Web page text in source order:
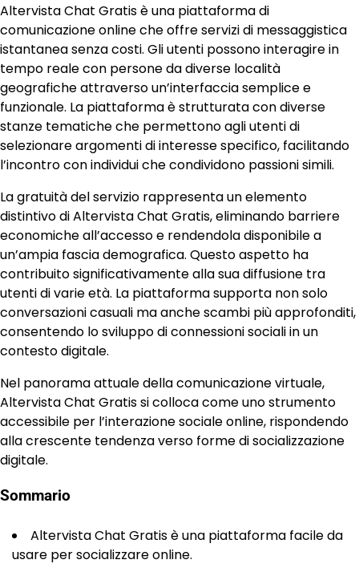
Altervista Chat Gratis è una piattaforma di
comunicazione online che offre servizi di messaggistica
istantanea senza costi. Gli utenti possono interagire in
tempo reale con persone da diverse località
geografiche attraverso un’interfaccia semplice e
funzionale. La piattaforma è strutturata con diverse
stanze tematiche che permettono agli utenti di
selezionare argomenti di interesse specifico, facilitando
l’incontro con individui che condividono passioni simili.
La gratuità del servizio rappresenta un elemento
distintivo di Altervista Chat Gratis, eliminando barriere
economiche all’accesso e rendendola disponibile a
un’ampia fascia demografica. Questo aspetto ha
contribuito significativamente alla sua diffusione tra
utenti di varie età. La piattaforma supporta non solo
conversazioni casuali ma anche scambi più approfonditi,
consentendo lo sviluppo di connessioni sociali in un
contesto digitale.
Nel panorama attuale della comunicazione virtuale,
Altervista Chat Gratis si colloca come uno strumento
accessibile per l’interazione sociale online, rispondendo
alla crescente tendenza verso forme di socializzazione
digitale.
Sommario
Altervista Chat Gratis è una piattaforma facile da
usare per socializzare online.